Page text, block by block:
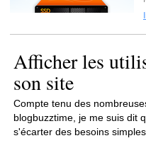
Afficher les
son site
Compte tenu des
blogbuzztime, je me suis dit
s'écarter des besoins simples